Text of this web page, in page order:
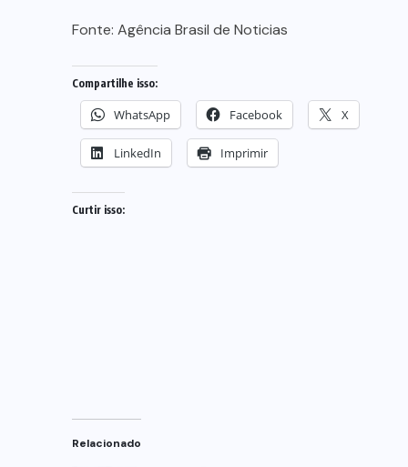
Fonte: Agência Brasil de Noticias
Compartilhe isso:
WhatsApp Facebook X
LinkedIn Imprimir
Curtir isso:
Relacionado